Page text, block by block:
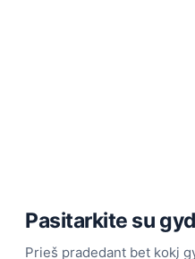
Pasitarkite su
Prieš pradedant bet kokį